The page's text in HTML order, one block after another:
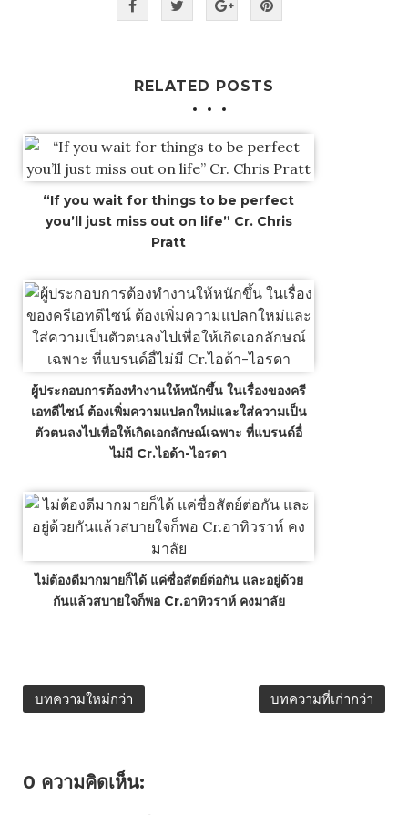
RELATED POSTS
“If you wait for things to be perfect
you’ll just miss out on life” Cr. Chris
Pratt
ผู้ประกอบการต้องทำงานให้หนักขึ้น ในเรื่องของครี
เอทดีไซน์ ต้องเพิ่มความแปลกใหม่และใส่ความเป็น
ตัวตนลงไปเพื่อให้เกิดเอกลักษณ์เฉพาะ ที่แบรนด์อื่
ไม่มี Cr.ไอด้า-ไอรดา
ไม่ต้องดีมากมายก็ได้ แค่ซื่อสัตย์ต่อกัน และอยู่ด้วย
กันแล้วสบายใจก็พอ Cr.อาทิวราห์ คงมาลัย
บทความใหม่กว่า บทความที่เก่ากว่า
0 ความคิดเห็น: